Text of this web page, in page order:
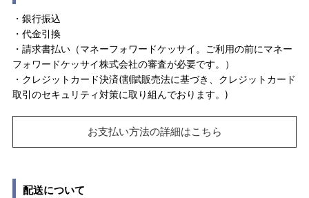
・銀行振込
・代金引換
・請求書払い（マネーフォワードケッサイ。ご利用の前にマネー
フォワードケッサイ株式会社の審査が必要です。）
・クレジットカード決済(割賦販売法に基づき、クレジットカード
取引のセキュリティ対策に取り組んでおります。)
お支払い方法の詳細はこちら
配送について